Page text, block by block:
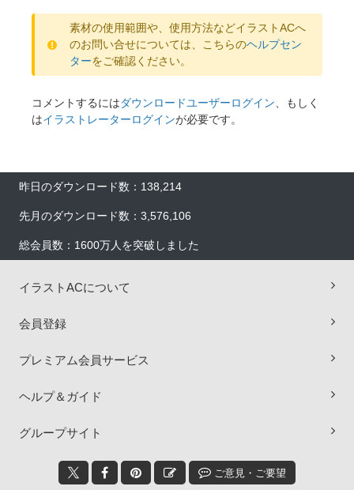
素材の使用範囲や、使用方法などイラストACへ
のお問い合せについては、こちらのヘルプセン
ターをご確認ください。
コメントするにはダウンロードユーザーログイン、もしく
はイラストレーターログインが必要です。
昨日のダウンロード数：138,214
先月のダウンロード数：3,576,106
総会員数：1600万人を突破しました
イラストACについて
会員登録
プレミアム会員サービス
ヘルプ＆ガイド
グループサイト
ご意見・ご要望